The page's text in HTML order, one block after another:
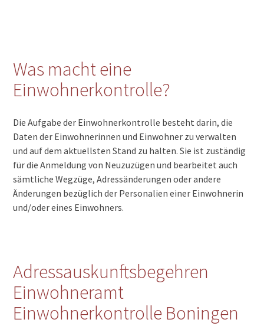
Was macht eine
Einwohnerkontrolle?
Die Aufgabe der Einwohnerkontrolle besteht darin, die
Daten der Einwohnerinnen und Einwohner zu verwalten
und auf dem aktuellsten Stand zu halten. Sie ist zuständig
für die Anmeldung von Neuzuzügen und bearbeitet auch
sämtliche Wegzüge, Adressänderungen oder andere
Änderungen bezüglich der Personalien einer Einwohnerin
und/oder eines Einwohners.
Adressauskunftsbegehren
Einwohneramt
Einwohnerkontrolle Boningen